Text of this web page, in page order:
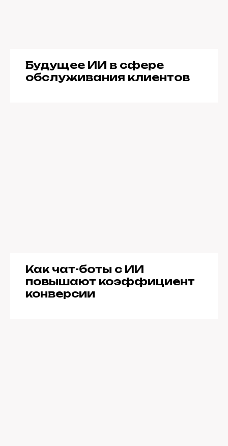
Будущее ИИ в сфере
обслуживания клиентов
Как чат-боты с ИИ
повышают коэффициент
конверсии